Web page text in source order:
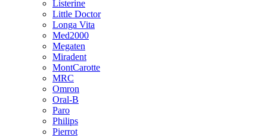
Listerine
Little Doctor
Longa Vita
Med2000
Megaten
Miradent
MontCarotte
MRC
Omron
Oral-B
Paro
Philips
Pierrot